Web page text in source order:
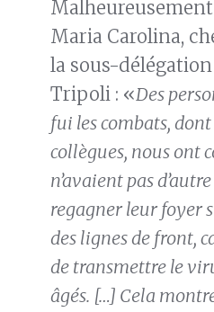
Maria Carolina,
la sous-délégation
Tripoli : «Des
fui les combats,
collègues, nous ont
n’avaient pas
regagner leur foyer
des lignes de front,
de transmettre le
âgés. […] Cela